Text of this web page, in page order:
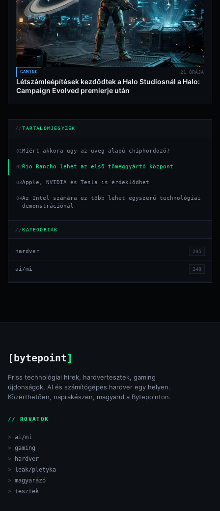
GAMING 21 ÓRÁJA
Létszámleépítések kezdődtek a Halo Studiosnál a Halo:
Campaign Evolved premierje után
TARTALOMJEGYZÉK
01 Miért akkora ügy az üveg alapú chiphordozó?
02Rio Rancho lehet az első tömeggyártó központ
03Apple, NVIDIA és Tesla is érdeklődhet
04Az Intel számára ez több lehet egyszerű technológiai
demonstrációnál
KATEGÓRIÁK
hardver 295
ai/mi 248
[bytepoint]
Friss technológiai hírek, hardvertesztek, gaming
újdonságok, AI és számítógépes hardver egy helyen.
Közérthetően, naprakészen, magyarul a Bytepointon.
// ROVATOK
ai/mi
gaming
hardver
leak/pletyka
magyarázó
tesztek